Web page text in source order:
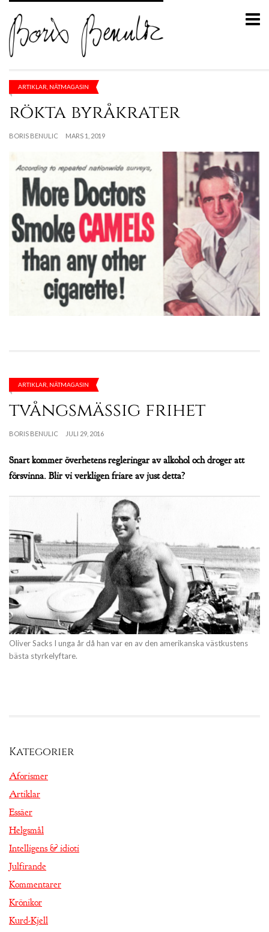
ARTIKLAR NÄTMAGASIN
rökta byråkrater
BORIS BENULIC MARS 1, 2019
ARTIKLAR NÄTMAGASIN
tvångsmässig frihet
BORIS BENULIC JULI 29, 2016
Snart kommer överhetens regleringar av alkohol och droger att
försvinna. Blir vi verkligen friare av just detta?
Oliver Sacks I unga år då han var en av den amerikanska västkustens
bästa styrkelyftare.
Kategorier
Aforismer
Artiklar
Essäer
Helgsmål
Intelligens & idioti
Julfirande
Kommentarer
Krönikor
Kurd-Kjell